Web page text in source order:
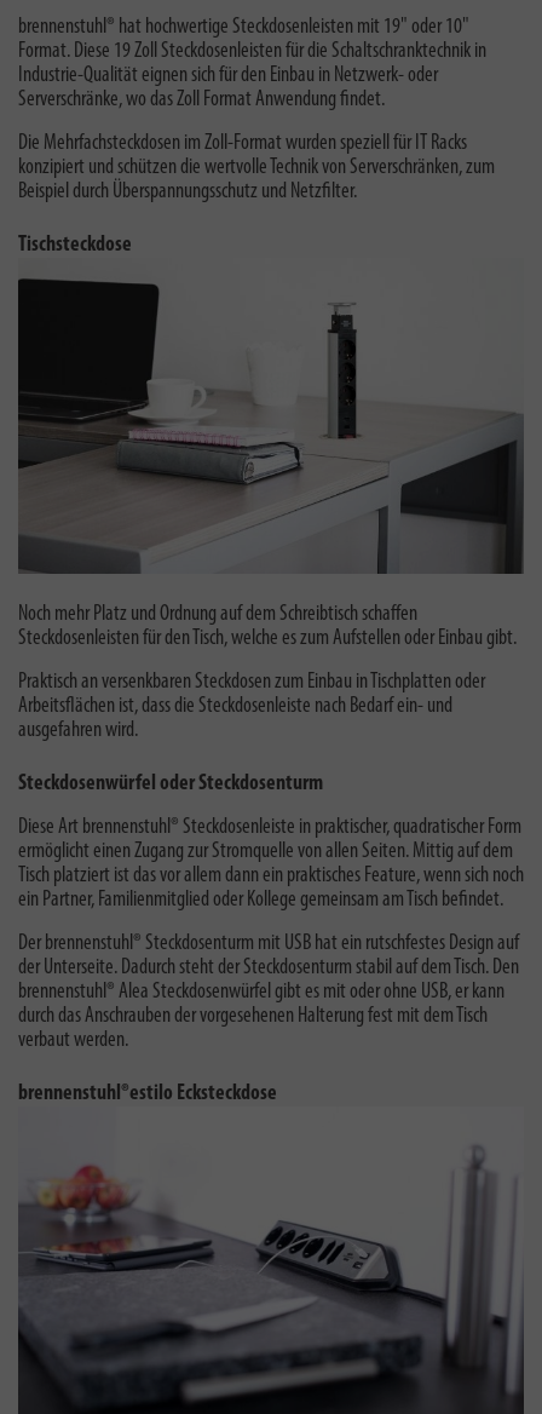
brennenstuhl® hat hochwertige Steckdosenleisten mit 19" oder 10"
Format. Diese 19 Zoll Steckdosenleisten für die Schaltschranktechnik in
Industrie-Qualität eignen sich für den Einbau in Netzwerk- oder
Serverschränke, wo das Zoll Format Anwendung findet.
Die Mehrfachsteckdosen im Zoll-Format wurden speziell für IT Racks
konzipiert und schützen die wertvolle Technik von Serverschränken, zum
Beispiel durch Überspannungsschutz und Netzfilter.
Tischsteckdose
Noch mehr Platz und Ordnung auf dem Schreibtisch schaffen
Steckdosenleisten für den Tisch, welche es zum Aufstellen oder Einbau gibt.
Praktisch an versenkbaren Steckdosen zum Einbau in Tischplatten oder
Arbeitsflächen ist, dass die Steckdosenleiste nach Bedarf ein- und
ausgefahren wird.
Steckdosenwürfel oder Steckdosenturm
Diese Art brennenstuhl® Steckdosenleiste in praktischer, quadratischer Form
ermöglicht einen Zugang zur Stromquelle von allen Seiten. Mittig auf dem
Tisch platziert ist das vor allem dann ein praktisches Feature, wenn sich noch
ein Partner, Familienmitglied oder Kollege gemeinsam am Tisch befindet.
Der brennenstuhl® Steckdosenturm mit USB hat ein rutschfestes Design auf
der Unterseite. Dadurch steht der Steckdosenturm stabil auf dem Tisch. Den
brennenstuhl® Alea Steckdosenwürfel gibt es mit oder ohne USB, er kann
durch das Anschrauben der vorgesehenen Halterung fest mit dem Tisch
verbaut werden.
brennenstuhl®estilo Ecksteckdose